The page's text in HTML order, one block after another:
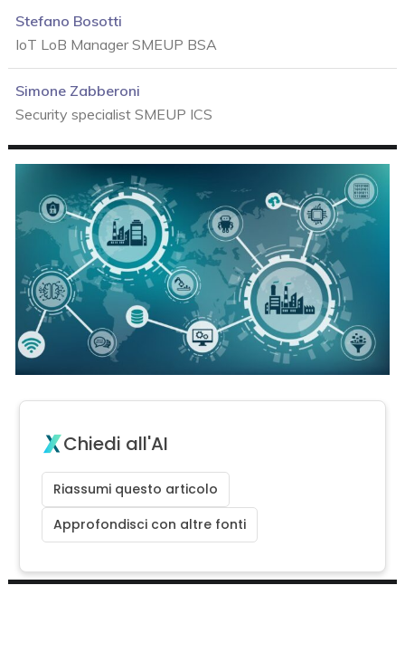
Stefano Bosotti
IoT LoB Manager SMEUP BSA
Simone Zabberoni
Security specialist SMEUP ICS
Chiedi all'AI
Riassumi questo articolo
Approfondisci con altre fonti